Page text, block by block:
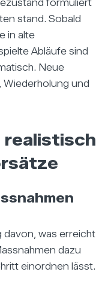
formuliert
stand. Sobald
in alte
Abläufe sind
Neue
Wiederholung und
realistisch
davon, was erreicht
dazu
einordnen lässt.